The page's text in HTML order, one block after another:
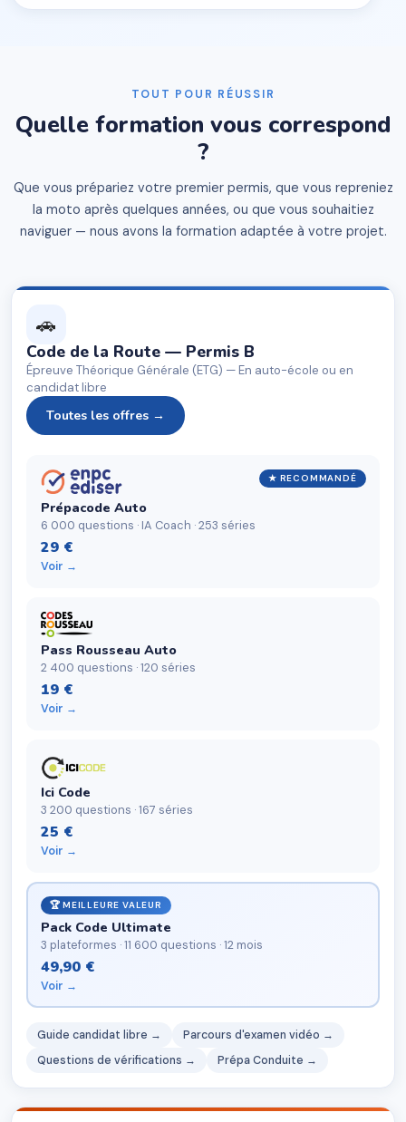
TOUT POUR RÉUSSIR
Quelle formation vous correspond
?
Que vous prépariez votre premier permis, que vous repreniez
la moto après quelques années, ou que vous souhaitiez
naviguer — nous avons la formation adaptée à votre projet.
🚗
Code de la Route — Permis B
Épreuve Théorique Générale (ETG) — En auto-école ou en
candidat libre
Toutes les offres →
★ RECOMMANDÉ
Prépacode Auto
6 000 questions · IA Coach · 253 séries
29 €
Voir →
Pass Rousseau Auto
2 400 questions · 120 séries
19 €
Voir →
Ici Code
3 200 questions · 167 séries
25 €
Voir →
🏆 MEILLEURE VALEUR
Pack Code Ultimate
3 plateformes · 11 600 questions · 12 mois
49,90 €
Voir →
Guide candidat libre →
Parcours d'examen vidéo →
Questions de vérifications →
Prépa Conduite →